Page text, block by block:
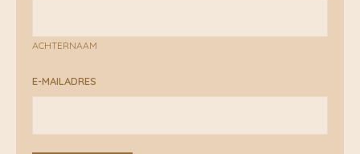
ACHTERNAAM
E-MAILADRES